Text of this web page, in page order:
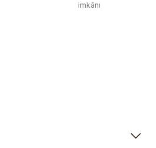
imkânı